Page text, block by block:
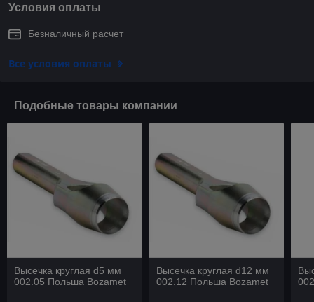
Условия оплаты
Безналичный расчет
Все условия оплаты
Подобные товары компании
Высечка круглая d5 мм
002.05 Польша Bozamet
Высечка круглая d12 мм
002.12 Польша Bozamet